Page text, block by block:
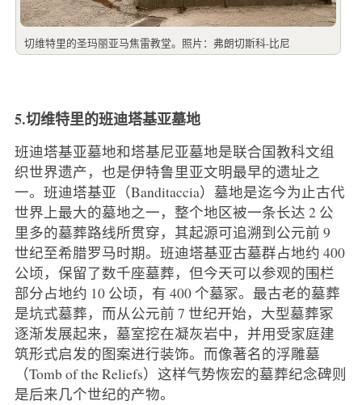
切维特里的圣玛丽亚马焦雷教堂。照片：弗朗切斯科-比尼
5.切维特里的班迪塔基亚墓地
班迪塔基亚墓地和塔基尼亚墓地是联合国教科文组
织世界遗产，也是伊特鲁里亚文明最早的遗址之
一。班迪塔基亚（Banditaccia）墓地是迄今为止古代
世界上最大的墓地之一，整个地区被一条长达 2 公
里多的墓葬路线所贯穿，其起源可追溯到公元前 9
世纪至希腊罗马时期。班迪塔基亚古墓群占地约 400
公顷，保留了数千座墓葬，但今天可以参观的围栏
部分占地约 10 公顷，有 400 个墓冢。最古老的墓葬
是坑式墓葬，而从公元前 7 世纪开始，大型墓葬冢
逐渐发展起来，墓室挖在凝灰岩中，并用受家庭建
筑形式启发的图案进行装饰。而像著名的浮雕墓
（Tomb of the Reliefs）这样气势恢宏的墓葬纪念碑则
是后来几个世纪的产物。